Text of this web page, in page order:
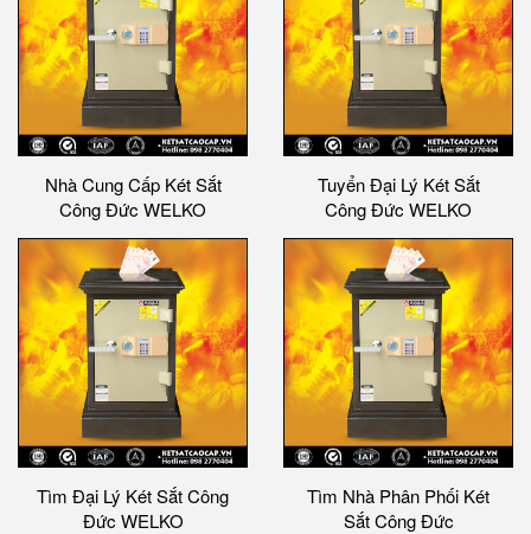
Nhà Cung Cấp Két Sắt
Công Đức WELKO
Tuyển Đại Lý Két Sắt
Công Đức WELKO
Tìm Đại Lý Két Sắt Công
Đức WELKO
Tìm Nhà Phân Phối Két
Sắt Công Đức